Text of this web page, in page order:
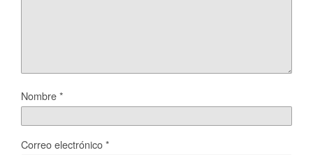
Nombre*
Correo electrónico*